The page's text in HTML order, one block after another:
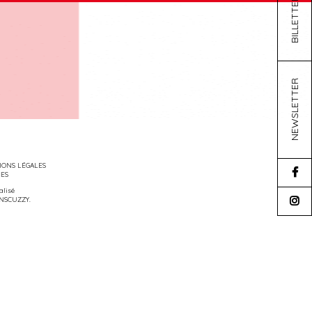
BILLETTERIE
NEWSLETTER
LÉGALES